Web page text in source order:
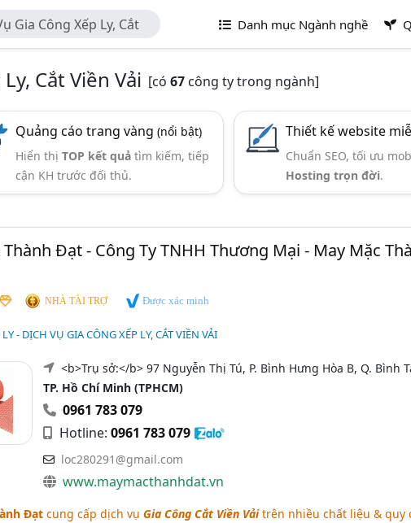
Gia Công Xếp Ly, Cắt
Danh mục Ngành nghề
Cắt Viền Vải [có 67 công ty trong ngành]
Quảng cáo trang vàng(nổi bật)
Hiển thịTOP kết quả tìm kiếm, tiếp
cận KH trước đối thủ.
Thiết kế website
Chuẩn SEO, tối ưu
Hosting trọn đời.
Thành Đạt - Công Ty TNHH Thương Mại - May Mặc
NHÀ TÀI TRỢ Được xác minh
LY - DỊCH VỤ GIA CÔNG XẾP LY, CẮT VIỀN VẢI
<b>Trụ sở:</b> 97 Nguyễn Thị Tú, P. Bình Hưng Hòa B, Q. Bình
TP. Hồ Chí Minh (TPHCM)
0961 783 079
Hotline: 0961 783 079
loc280291@gmail.com
www.maymacthanhdat.vn
Đạtcung cấp dịch vụ Gia Công Cắt Viền Vảitrên nhiều chất liệu & quy